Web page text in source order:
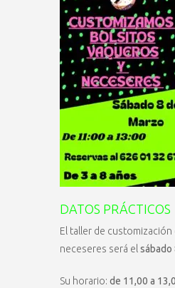
DATOS PRÁCTICOS
El taller de
neceseres será el sábado
Su horario: de 11,00 a